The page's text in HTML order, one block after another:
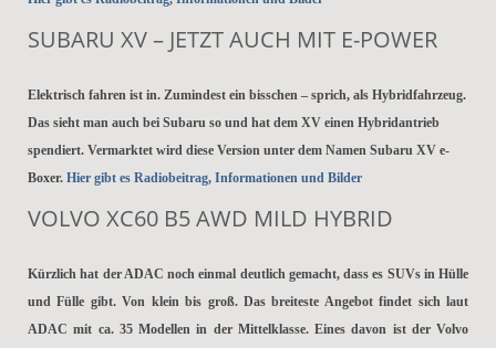
SUBARU XV – JETZT AUCH MIT E-POWER
Elektrisch fahren ist in. Zumindest ein bisschen – sprich, als Hybridfahrzeug.
Das sieht man auch bei Subaru so und hat dem XV einen Hybridantrieb
spendiert. Vermarktet wird diese Version unter dem Namen Subaru XV e-
Boxer. Hier gibt es Radiobeitrag, Informationen und Bilder
VOLVO XC60 B5 AWD MILD HYBRID
Kürzlich hat der ADAC noch einmal deutlich gemacht, dass es SUVs in Hülle
und Fülle gibt. Von klein bis groß. Das breiteste Angebot findet sich laut
ADAC mit ca. 35 Modellen in der Mittelklasse. Eines davon ist der Volvo